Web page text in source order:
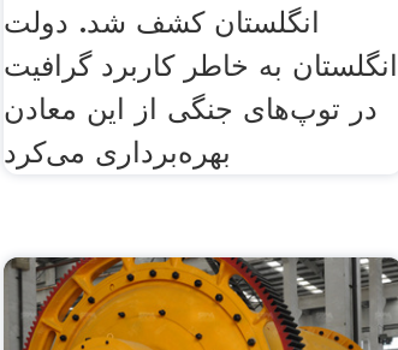
انگلستان کشف شد. دولت
انگلستان به خاطر کاربرد گرافیت
در توپ‌های جنگی از این معادن
بهره‌برداری می‌کرد